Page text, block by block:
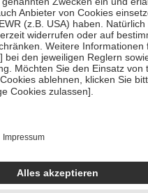
bis zum vollendeten 18.
Vorsorge und Früherkennung,
dass es sich um echte
hc/de/articles/
wurden unter Zuhilfenahme